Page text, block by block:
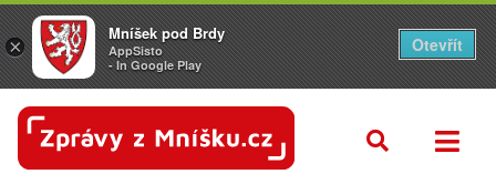
×
Mníšek pod Brdy
AppSisto
- In Google Play
Otevřít